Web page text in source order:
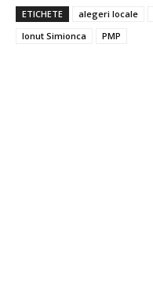
ETICHETE alegeri locale
Ionut Simionca
PMP